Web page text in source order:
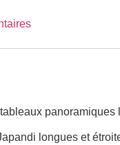
panoramiques
longues et